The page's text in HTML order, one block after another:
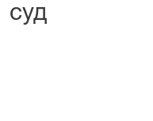
суд